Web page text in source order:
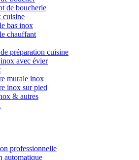
de boucherie
cuisine
bas inox
chauffant
préparation cuisine
avec évier
murale inox
inox sur pied
& autres
professionnelle
automatique